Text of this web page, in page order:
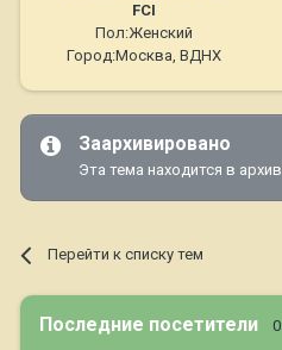
FCI
Пол:Женский
Город:Москва, ВДНХ
Заархивировано
Эта тема находится в
Перейти к списку тем
Последние посетители